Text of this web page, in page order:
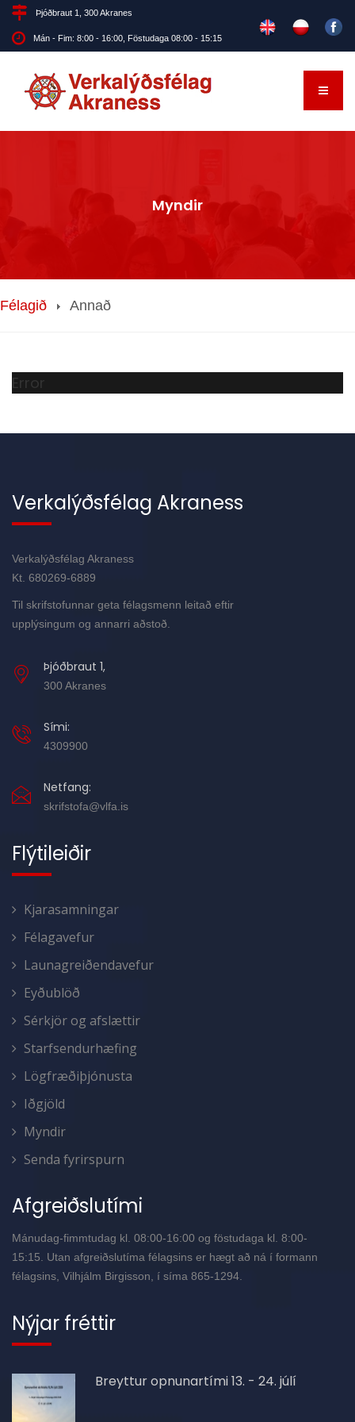
Þjóðbraut 1, 300 Akranes
Mán - Fim: 8:00 - 16:00, Föstudaga 08:00 - 15:15
Myndir
Félagið Annað
Error
Verkalýðsfélag Akraness
Verkalýðsfélag Akraness
Kt. 680269-6889
Til skrifstofunnar geta félagsmenn leitað eftir
upplýsingum og annarri aðstoð.
Þjóðbraut 1,
300 Akranes
Sími:
4309900
Netfang:
skrifstofa@vlfa.is
Flýtileiðir
Kjarasamningar
Félagavefur
Launagreiðendavefur
Eyðublöð
Sérkjör og afslættir
Starfsendurhæfing
Lögfræðiþjónusta
Iðgjöld
Myndir
Senda fyrirspurn
Afgreiðslutími
Mánudag-fimmtudag kl. 08:00-16:00 og föstudaga kl. 8:00-
15:15. Utan afgreiðslutíma félagsins er hægt að ná í formann
félagsins, Vilhjálm Birgisson, í síma 865-1294.
Nýjar fréttir
Breyttur opnunartími 13. - 24. júlí